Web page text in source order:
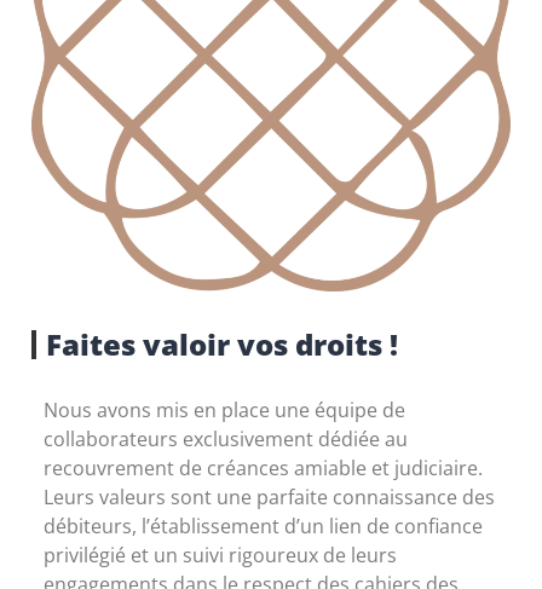
Faites valoir vos droits !
Nous avons mis en place une équipe de
collaborateurs exclusivement dédiée au
recouvrement de créances amiable et judiciaire.
Leurs valeurs sont une parfaite connaissance des
débiteurs, l’établissement d’un lien de confiance
privilégié et un suivi rigoureux de leurs